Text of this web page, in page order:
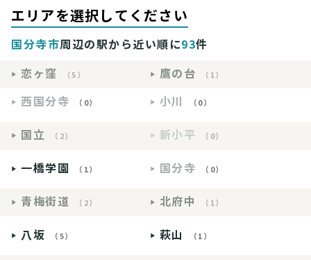
エリアを選択してください
国分寺市周辺の駅から近い順に93件
恋ヶ窪
（5） 鷹の台 （1）
西国分寺 （0） 小川 （0）
国立 （2） 新小平 （0）
一橋学園 （1） 国分寺 （0）
青梅街道 （2） 北府中 （1）
八坂 （5） 萩山 （1）